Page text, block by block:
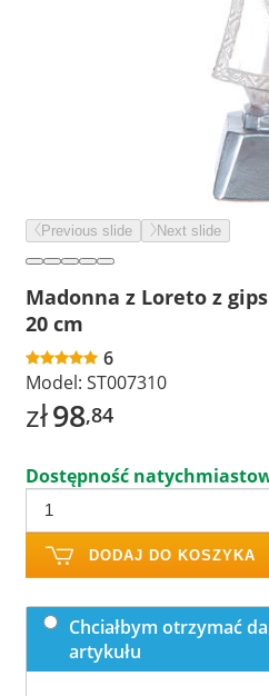
Previous slide Next slide
Madonna z Loreto z
20 cm
6
Model: ST007310
zł98,84
Dostępność
DODAJ DO KOSZYKA
Chciałbym otrzymać
artykułu